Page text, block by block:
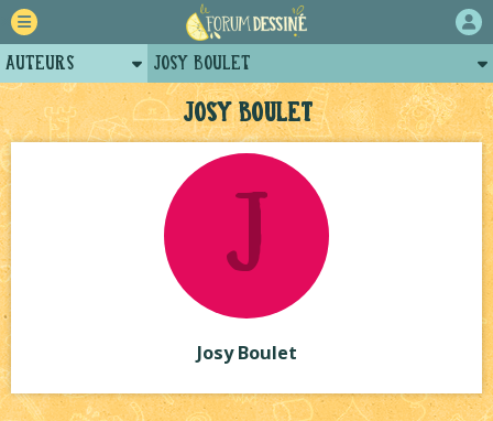
Josy Boulet
J
Josy Boulet
Auteurs
Retour
Forum
Projets
Tutoriels
Josy Boulet
Posts de josy boulet